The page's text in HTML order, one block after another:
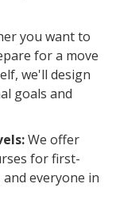
you want to
for a move
we'll design
goals and
We offer
for first-
everyone in